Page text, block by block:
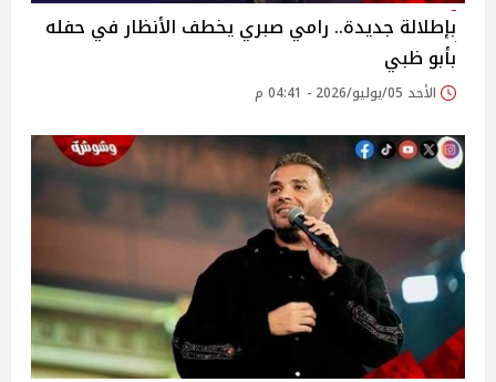
بإطلالة جديدة.. رامي صبري يخطف الأنظار في حفله
بأبو ظبي
الأحد 05/يوليو/2026 - 04:41 م